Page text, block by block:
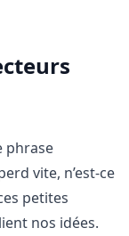
phrase
vite, n’est-ce
petites
nos idées.